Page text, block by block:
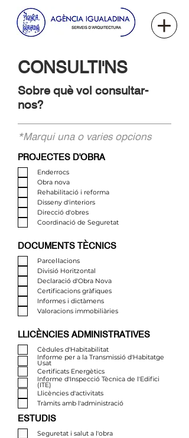
CONSULTI'NS
Sobre què vol consultar-
nos?
*Marqui una o varies opcions
PROJECTES D'OBRA
Enderrocs
Obra nova
Rehabilitació i reforma
Disseny d'interiors
Direcció d'obres
Coordinació de Seguretat
DOCUMENTS TÈCNICS
Parcel·lacions
Divisió Horitzontal
Declaració d'Obra Nova
Certificacions gràfiques
Informes i dictàmens
Valoracions immobiliàries
LLICÈNCIES ADMINISTRATIVES
Cèdules d'Habitabilitat
Informe per a la Transmissió d'Habitatge
Usat
Certificats Energètics
Informe d'Inspecció Tècnica de l'Edifici
(ITE)
Llicències d'activitats
Tràmits amb l'administració
ESTUDIS
Seguretat i salut a l'obra